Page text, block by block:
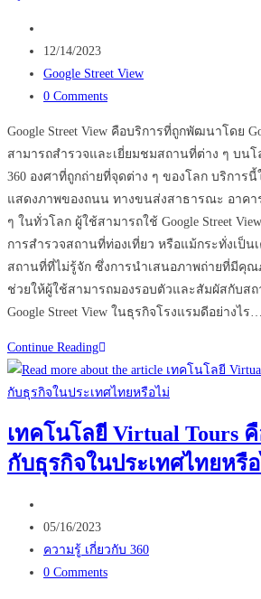
author:
Post
published:
12/14/2023
Post
category:
Google Street View
Post
0 Comments
Google Street View คือบริการที่ถูกพัฒนาโดย
สามารถสำรวจและเยี่ยมชมสถานที่ต่าง ๆ บน
360 องศาที่ถูกถ่ายที่จุดต่าง ๆ ของโลก บริการ
แสดงภาพของถนน ทางขนส่งสาธารณะ อาค
ๆ ในทั่วโลก ผู้ใช้สามารถใช้ Google Street
การสำรวจสถานที่ท่องเที่ยว หรือแม้กระทั่งเป็น
สถานที่ที่ไม่รู้จัก ซึ่งการนำเสนอภาพถ่ายที่มีคุ
ช่วยให้ผู้ใช้สามารถมองรอบตัวและสัมผัสกับส
Google Street View ในธุรกิจโรงแรมดีอย่างไร…
Continue Readingข้อดี
ของ
การ
Google
Street
ธุรกิจ
โรงแรม
เทคโนโลยี Virtual Tours
กับธุรกิจในประเทศไทยหรื
author:
Post
published:
05/16/2023
Post
category:
ความรู้ เกี่ยวกับ 360
Post
0 Comments